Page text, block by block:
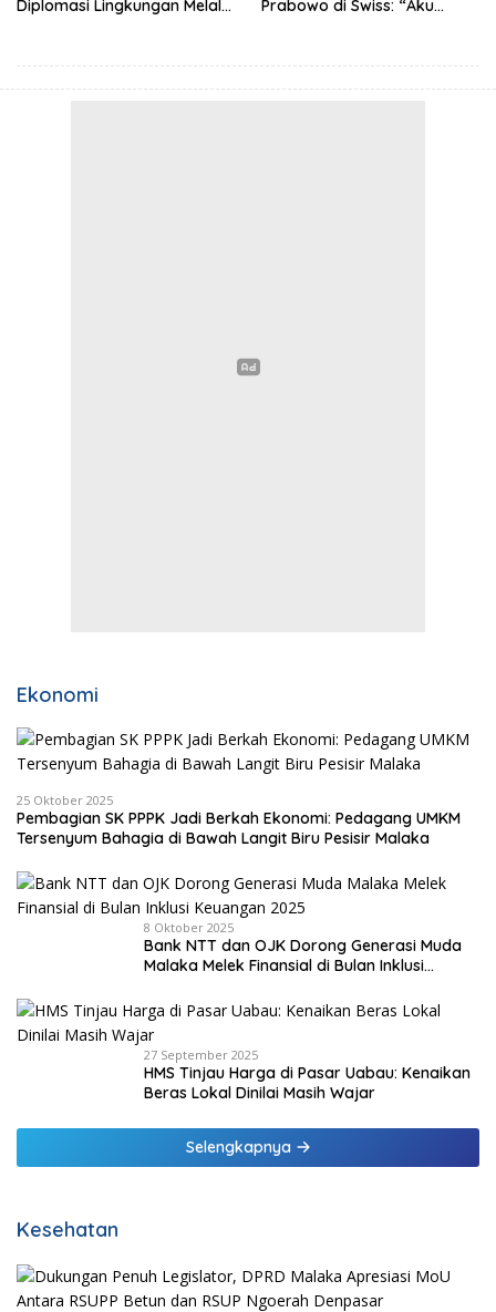
Diplomasi Lingkungan Melalui
Prabowo di Swiss: “Aku
Ekonomi
25 Oktober 2025
Pembagian SK PPPK Jadi Berkah Ekonomi: Pedagang UMKM
Tersenyum Bahagia di Bawah Langit Biru Pesisir Malaka
8 Oktober 2025
Bank NTT dan OJK Dorong Generasi Muda
Malaka Melek Finansial di Bulan Inklusi
27 September 2025
HMS Tinjau Harga di Pasar Uabau: Kenaikan
Beras Lokal Dinilai Masih Wajar
Selengkapnya
Kesehatan